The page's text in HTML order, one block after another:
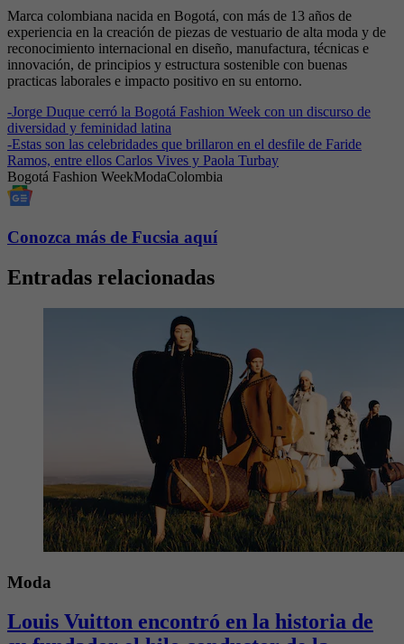
Marca colombiana nacida en Bogotá, con más de 13 años de
experiencia en la creación de piezas de vestuario de alta moda y de
reconocimiento internacional en diseño, manufactura, técnicas e
innovación, de principios y estructura sostenible con buenas
practicas laborales e impacto positivo en su entorno.
-Jorge Duque cerró la Bogotá Fashion Week con un discurso de
diversidad y feminidad latina
-Estas son las celebridades que brillaron en el desfile de Faride
Ramos, entre ellos Carlos Vives y Paola Turbay
Bogotá Fashion WeekModaColombia
Conozca más de Fucsia aquí
Entradas relacionadas
Moda
Louis Vuitton encontró en la historia de